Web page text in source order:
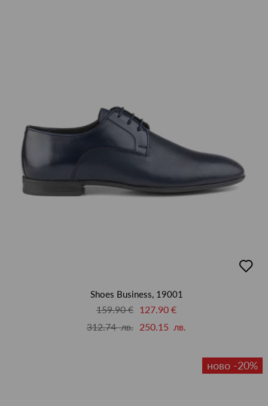
в
Shoes Business, 19001
159.90 € 127.90 €
312.74 лв. 250.15 лв.
ново -20%